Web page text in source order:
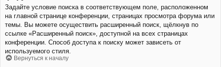
Задайте условие поиска в соответствующем поле, расположенном
на главной странице конференции, страницах просмотра форума или
темы. Вы можете осуществить расширенный поиск, щёлкнув по
ссылке «Расширенный поиск», доступной на всех страницах
конференции. Способ доступа к поиску может зависеть от
используемого стиля.
Вернуться к началу